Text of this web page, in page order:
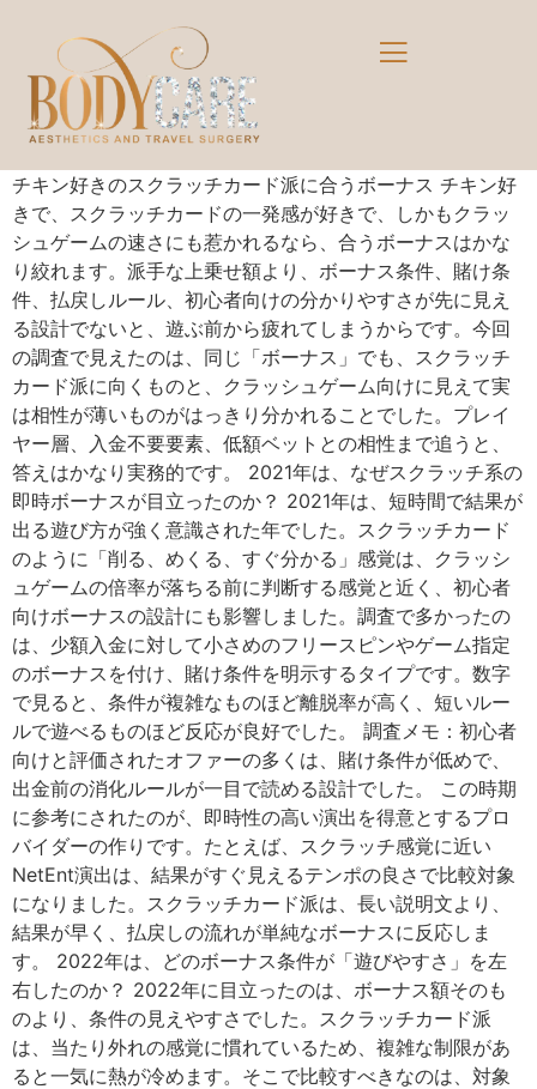
チキン好きのスクラッチカード派に合うボーナス チキン好
きで、スクラッチカードの一発感が好きで、しかもクラッ
シュゲームの速さにも惹かれるなら、合うボーナスはかな
り絞れます。派手な上乗せ額より、ボーナス条件、賭け条
件、払戻しルール、初心者向けの分かりやすさが先に見え
る設計でないと、遊ぶ前から疲れてしまうからです。今回
の調査で見えたのは、同じ「ボーナス」でも、スクラッチ
カード派に向くものと、クラッシュゲーム向けに見えて実
は相性が薄いものがはっきり分かれることでした。プレイ
ヤー層、入金不要要素、低額ベットとの相性まで追うと、
答えはかなり実務的です。 2021年は、なぜスクラッチ系の
即時ボーナスが目立ったのか？ 2021年は、短時間で結果が
出る遊び方が強く意識された年でした。スクラッチカード
のように「削る、めくる、すぐ分かる」感覚は、クラッシ
ュゲームの倍率が落ちる前に判断する感覚と近く、初心者
向けボーナスの設計にも影響しました。調査で多かったの
は、少額入金に対して小さめのフリースピンやゲーム指定
のボーナスを付け、賭け条件を明示するタイプです。数字
で見ると、条件が複雑なものほど離脱率が高く、短いルー
ルで遊べるものほど反応が良好でした。 調査メモ：初心者
向けと評価されたオファーの多くは、賭け条件が低めで、
出金前の消化ルールが一目で読める設計でした。 この時期
に参考にされたのが、即時性の高い演出を得意とするプロ
バイダーの作りです。たとえば、スクラッチ感覚に近い
NetEnt演出は、結果がすぐ見えるテンポの良さで比較対象
になりました。スクラッチカード派は、長い説明文より、
結果が早く、払戻しの流れが単純なボーナスに反応しま
す。 2022年は、どのボーナス条件が「遊びやすさ」を左
右したのか？ 2022年に目立ったのは、ボーナス額そのも
のより、条件の見えやすさでした。スクラッチカード派
は、当たり外れの感覚に慣れているため、複雑な制限があ
ると一気に熱が冷めます。そこで比較すべきなのは、対象